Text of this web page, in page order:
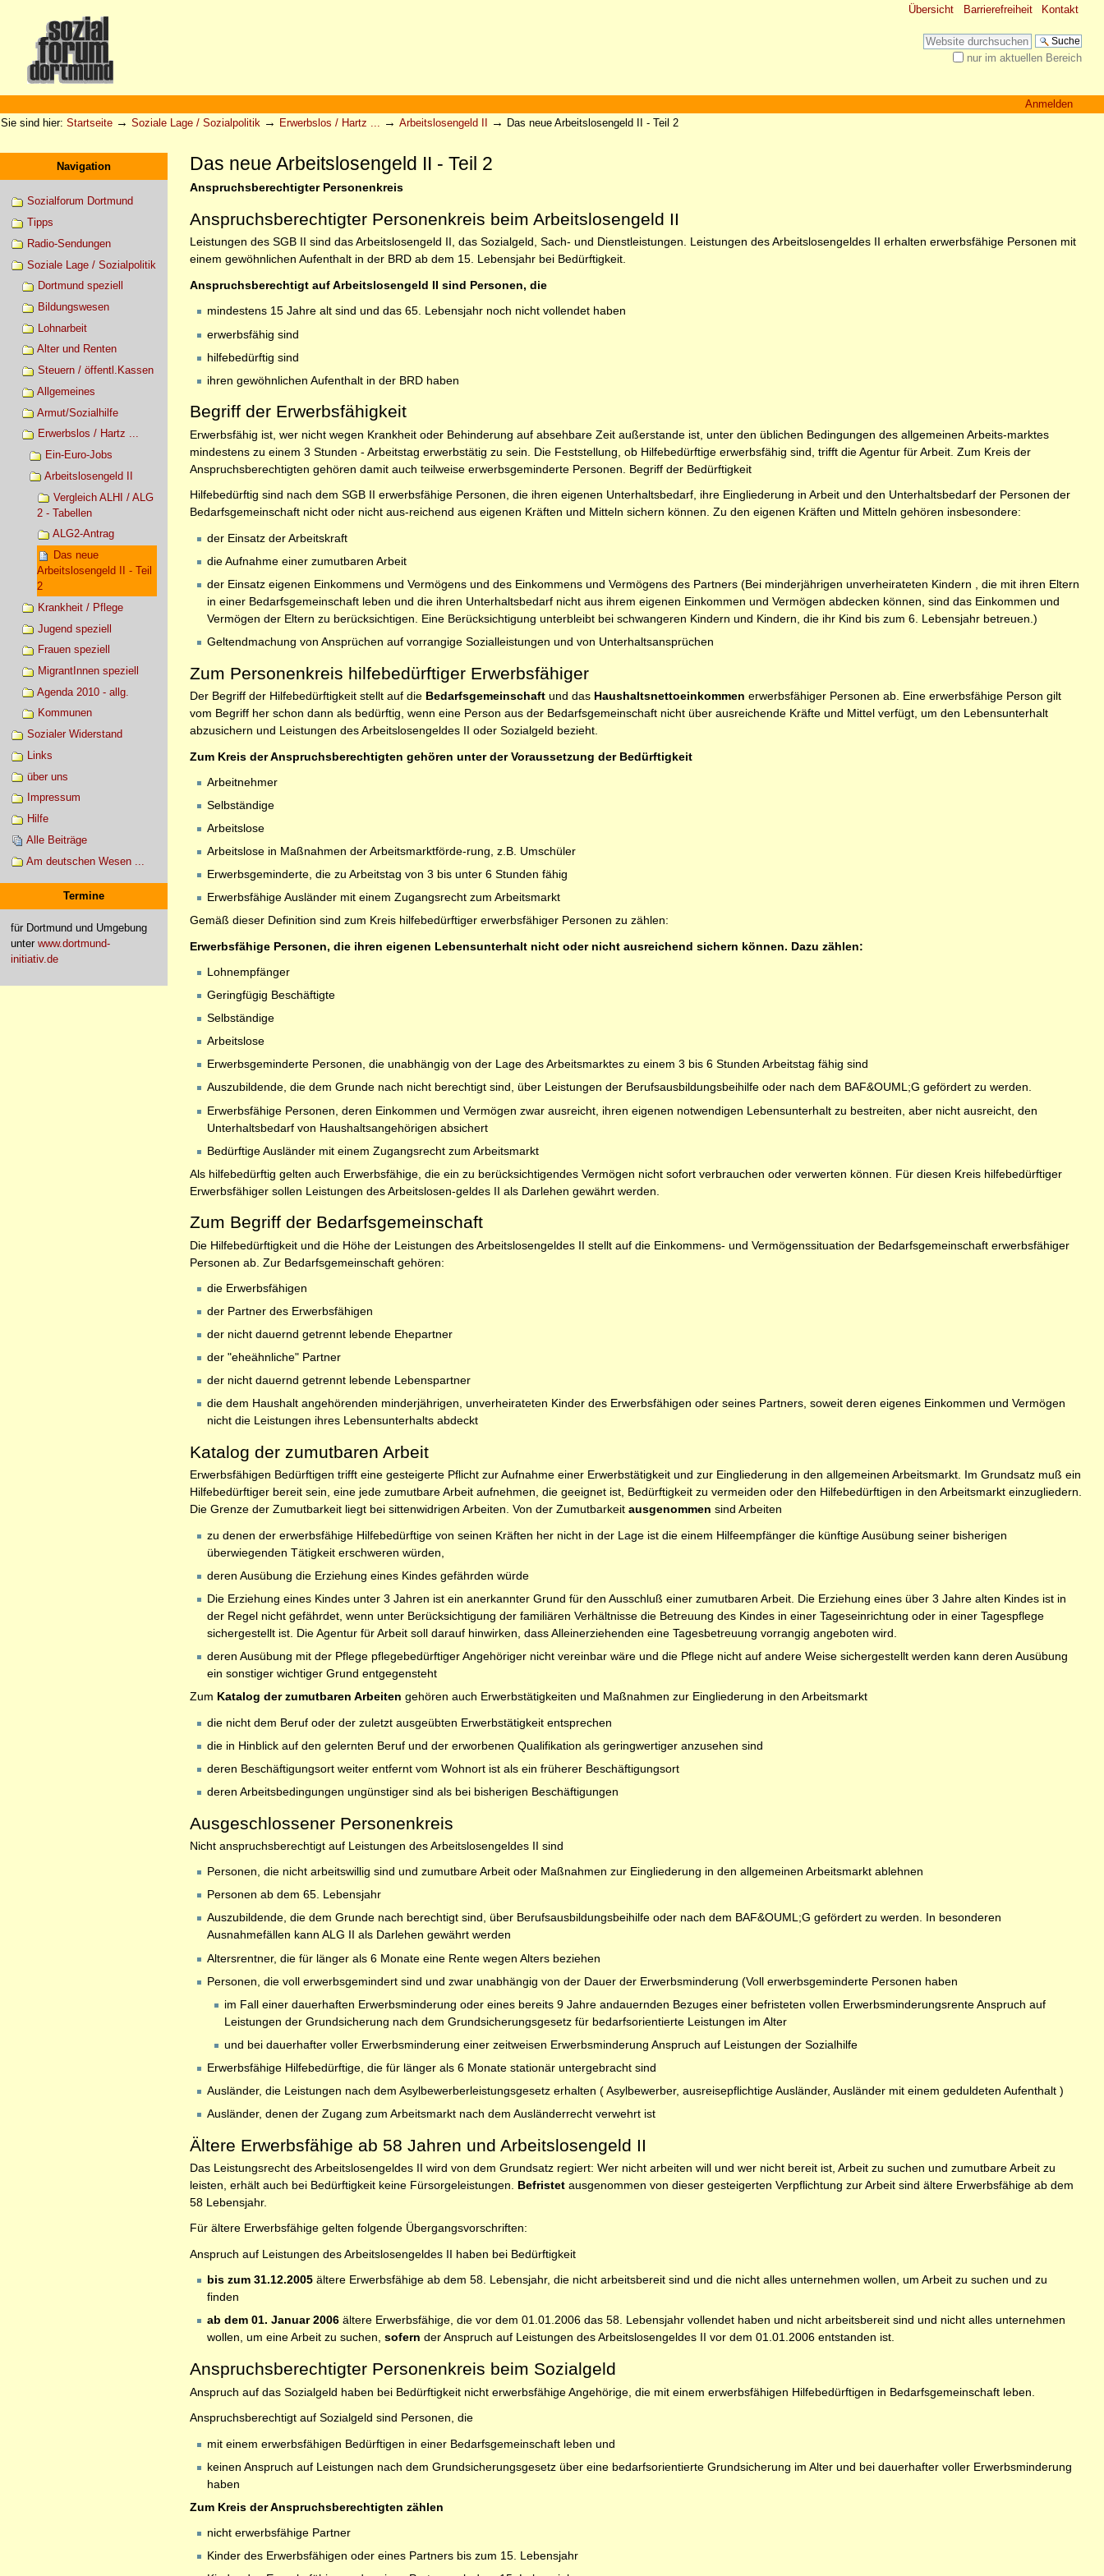
Übersicht Barrierefreiheit Kontakt
Website durchsuchen
nur im aktuellen Bereich
Werkzeuge
Anmelden
Sie sind hier: Startseite → Soziale Lage / Sozialpolitik → Erwerbslos / Hartz ... → Arbeitslosengeld II → Das neue Arbeitslosengeld II - Teil 2
Navigation
Sozialforum Dortmund
Tipps
Radio-Sendungen
Soziale Lage / Sozialpolitik
Dortmund speziell
Bildungswesen
Lohnarbeit
Alter und Renten
Steuern / öffentl.Kassen
Allgemeines
Armut/Sozialhilfe
Erwerbslos / Hartz ...
Ein-Euro-Jobs
Arbeitslosengeld II
Vergleich ALHI / ALG
2 - Tabellen
ALG2-Antrag
Das neue
Arbeitslosengeld II - Teil
2
Krankheit / Pflege
Jugend speziell
Frauen speziell
MigrantInnen speziell
Agenda 2010 - allg.
Kommunen
Sozialer Widerstand
Links
über uns
Impressum
Hilfe
Alle Beiträge
Am deutschen Wesen ...
Termine
für Dortmund und Umgebung
unter www.dortmund-
initiativ.de
Das neue Arbeitslosengeld II - Teil 2
Anspruchsberechtigter Personenkreis
Anspruchsberechtigter Personenkreis beim Arbeitslosengeld II
Leistungen des SGB II sind das Arbeitslosengeld II, das Sozialgeld, Sach- und Dienstleistungen. Leistungen des Arbeitslosengeldes II erhalten erwerbsfähige Personen mit
einem gewöhnlichen Aufenthalt in der BRD ab dem 15. Lebensjahr bei Bedürftigkeit.
Anspruchsberechtigt auf Arbeitslosengeld II sind Personen, die
mindestens 15 Jahre alt sind und das 65. Lebensjahr noch nicht vollendet haben
erwerbsfähig sind
hilfebedürftig sind
ihren gewöhnlichen Aufenthalt in der BRD haben
Begriff der Erwerbsfähigkeit
Erwerbsfähig ist, wer nicht wegen Krankheit oder Behinderung auf absehbare Zeit außerstande ist, unter den üblichen Bedingungen des allgemeinen Arbeits-marktes
mindestens zu einem 3 Stunden - Arbeitstag erwerbstätig zu sein. Die Feststellung, ob Hilfebedürftige erwerbsfähig sind, trifft die Agentur für Arbeit. Zum Kreis der
Anspruchsberechtigten gehören damit auch teilweise erwerbsgeminderte Personen. Begriff der Bedürftigkeit
Hilfebedürftig sind nach dem SGB II erwerbsfähige Personen, die ihren eigenen Unterhaltsbedarf, ihre Eingliederung in Arbeit und den Unterhaltsbedarf der Personen der
Bedarfsgemeinschaft nicht oder nicht aus-reichend aus eigenen Kräften und Mitteln sichern können. Zu den eigenen Kräften und Mitteln gehören insbesondere:
der Einsatz der Arbeitskraft
die Aufnahme einer zumutbaren Arbeit
der Einsatz eigenen Einkommens und Vermögens und des Einkommens und Vermögens des Partners (Bei minderjährigen unverheirateten Kindern , die mit ihren Eltern
in einer Bedarfsgemeinschaft leben und die ihren Unterhaltsbedarf nicht aus ihrem eigenen Einkommen und Vermögen abdecken können, sind das Einkommen und
Vermögen der Eltern zu berücksichtigen. Eine Berücksichtigung unterbleibt bei schwangeren Kindern und Kindern, die ihr Kind bis zum 6. Lebensjahr betreuen.)
Geltendmachung von Ansprüchen auf vorrangige Sozialleistungen und von Unterhaltsansprüchen
Zum Personenkreis hilfebedürftiger Erwerbsfähiger
Der Begriff der Hilfebedürftigkeit stellt auf die Bedarfsgemeinschaftund das Haushaltsnettoeinkommen erwerbsfähiger Personen ab. Eine erwerbsfähige Person gilt
vom Begriff her schon dann als bedürftig, wenn eine Person aus der Bedarfsgemeinschaft nicht über ausreichende Kräfte und Mittel verfügt, um den Lebensunterhalt
abzusichern und Leistungen des Arbeitslosengeldes II oder Sozialgeld bezieht.
Zum Kreis der Anspruchsberechtigten gehören unter der Voraussetzung der Bedürftigkeit
Arbeitnehmer
Selbständige
Arbeitslose
Arbeitslose in Maßnahmen der Arbeitsmarktförde-rung, z.B. Umschüler
Erwerbsgeminderte, die zu Arbeitstag von 3 bis unter 6 Stunden fähig
Erwerbsfähige Ausländer mit einem Zugangsrecht zum Arbeitsmarkt
Gemäß dieser Definition sind zum Kreis hilfebedürftiger erwerbsfähiger Personen zu zählen:
Erwerbsfähige Personen, die ihren eigenen Lebensunterhalt nicht oder nicht ausreichend sichern können. Dazu zählen:
Lohnempfänger
Geringfügig Beschäftigte
Selbständige
Arbeitslose
Erwerbsgeminderte Personen, die unabhängig von der Lage des Arbeitsmarktes zu einem 3 bis 6 Stunden Arbeitstag fähig sind
Auszubildende, die dem Grunde nach nicht berechtigt sind, über Leistungen der Berufsausbildungsbeihilfe oder nach dem BAF&OUML;G gefördert zu werden.
Erwerbsfähige Personen, deren Einkommen und Vermögen zwar ausreicht, ihren eigenen notwendigen Lebensunterhalt zu bestreiten, aber nicht ausreicht, den
Unterhaltsbedarf von Haushaltsangehörigen absichert
Bedürftige Ausländer mit einem Zugangsrecht zum Arbeitsmarkt
Als hilfebedürftig gelten auch Erwerbsfähige, die ein zu berücksichtigendes Vermögen nicht sofort verbrauchen oder verwerten können. Für diesen Kreis hilfebedürftiger
Erwerbsfähiger sollen Leistungen des Arbeitslosen-geldes II als Darlehen gewährt werden.
Zum Begriff der Bedarfsgemeinschaft
Die Hilfebedürftigkeit und die Höhe der Leistungen des Arbeitslosengeldes II stellt auf die Einkommens- und Vermögenssituation der Bedarfsgemeinschaft erwerbsfähiger
Personen ab. Zur Bedarfsgemeinschaft gehören:
die Erwerbsfähigen
der Partner des Erwerbsfähigen
der nicht dauernd getrennt lebende Ehepartner
der "eheähnliche" Partner
der nicht dauernd getrennt lebende Lebenspartner
die dem Haushalt angehörenden minderjährigen, unverheirateten Kinder des Erwerbsfähigen oder seines Partners, soweit deren eigenes Einkommen und Vermögen
nicht die Leistungen ihres Lebensunterhalts abdeckt
Katalog der zumutbaren Arbeit
Erwerbsfähigen Bedürftigen trifft eine gesteigerte Pflicht zur Aufnahme einer Erwerbstätigkeit und zur Eingliederung in den allgemeinen Arbeitsmarkt. Im Grundsatz muß ein
Hilfebedürftiger bereit sein, eine jede zumutbare Arbeit aufnehmen, die geeignet ist, Bedürftigkeit zu vermeiden oder den Hilfebedürftigen in den Arbeitsmarkt einzugliedern.
Die Grenze der Zumutbarkeit liegt bei sittenwidrigen Arbeiten. Von der Zumutbarkeit ausgenommen sind Arbeiten
zu denen der erwerbsfähige Hilfebedürftige von seinen Kräften her nicht in der Lage ist die einem Hilfeempfänger die künftige Ausübung seiner bisherigen
überwiegenden Tätigkeit erschweren würden,
deren Ausübung die Erziehung eines Kindes gefährden würde
Die Erziehung eines Kindes unter 3 Jahren ist ein anerkannter Grund für den Ausschluß einer zumutbaren Arbeit. Die Erziehung eines über 3 Jahre alten Kindes ist in
der Regel nicht gefährdet, wenn unter Berücksichtigung der familiären Verhältnisse die Betreuung des Kindes in einer Tageseinrichtung oder in einer Tagespflege
sichergestellt ist. Die Agentur für Arbeit soll darauf hinwirken, dass Alleinerziehenden eine Tagesbetreuung vorrangig angeboten wird.
deren Ausübung mit der Pflege pflegebedürftiger Angehöriger nicht vereinbar wäre und die Pflege nicht auf andere Weise sichergestellt werden kann deren Ausübung
ein sonstiger wichtiger Grund entgegensteht
Zum Katalog der zumutbaren Arbeiten gehören auch Erwerbstätigkeiten und Maßnahmen zur Eingliederung in den Arbeitsmarkt
die nicht dem Beruf oder der zuletzt ausgeübten Erwerbstätigkeit entsprechen
die in Hinblick auf den gelernten Beruf und der erworbenen Qualifikation als geringwertiger anzusehen sind
deren Beschäftigungsort weiter entfernt vom Wohnort ist als ein früherer Beschäftigungsort
deren Arbeitsbedingungen ungünstiger sind als bei bisherigen Beschäftigungen
Ausgeschlossener Personenkreis
Nicht anspruchsberechtigt auf Leistungen des Arbeitslosengeldes II sind
Personen, die nicht arbeitswillig sind und zumutbare Arbeit oder Maßnahmen zur Eingliederung in den allgemeinen Arbeitsmarkt ablehnen
Personen ab dem 65. Lebensjahr
Auszubildende, die dem Grunde nach berechtigt sind, über Berufsausbildungsbeihilfe oder nach dem BAF&OUML;G gefördert zu werden. In besonderen
Ausnahmefällen kann ALG II als Darlehen gewährt werden
Altersrentner, die für länger als 6 Monate eine Rente wegen Alters beziehen
Personen, die voll erwerbsgemindert sind und zwar unabhängig von der Dauer der Erwerbsminderung (Voll erwerbsgeminderte Personen haben
im Fall einer dauerhaften Erwerbsminderung oder eines bereits 9 Jahre andauernden Bezuges einer befristeten vollen Erwerbsminderungsrente Anspruch auf
Leistungen der Grundsicherung nach dem Grundsicherungsgesetz für bedarfsorientierte Leistungen im Alter
und bei dauerhafter voller Erwerbsminderung einer zeitweisen Erwerbsminderung Anspruch auf Leistungen der Sozialhilfe
Erwerbsfähige Hilfebedürftige, die für länger als 6 Monate stationär untergebracht sind
Ausländer, die Leistungen nach dem Asylbewerberleistungsgesetz erhalten ( Asylbewerber, ausreisepflichtige Ausländer, Ausländer mit einem geduldeten Aufenthalt )
Ausländer, denen der Zugang zum Arbeitsmarkt nach dem Ausländerrecht verwehrt ist
Ältere Erwerbsfähige ab 58 Jahren und Arbeitslosengeld II
Das Leistungsrecht des Arbeitslosengeldes II wird von dem Grundsatz regiert: Wer nicht arbeiten will und wer nicht bereit ist, Arbeit zu suchen und zumutbare Arbeit zu
leisten, erhält auch bei Bedürftigkeit keine Fürsorgeleistungen. Befristetausgenommen von dieser gesteigerten Verpflichtung zur Arbeit sind ältere Erwerbsfähige ab dem
58 Lebensjahr.
Für ältere Erwerbsfähige gelten folgende Übergangsvorschriften:
Anspruch auf Leistungen des Arbeitslosengeldes II haben bei Bedürftigkeit
bis zum 31.12.2005ältere Erwerbsfähige ab dem 58. Lebensjahr, die nicht arbeitsbereit sind und die nicht alles unternehmen wollen, um Arbeit zu suchen und zu
finden
ab dem 01. Januar 2006ältere Erwerbsfähige, die vor dem 01.01.2006 das 58. Lebensjahr vollendet haben und nicht arbeitsbereit sind und nicht alles unternehmen
wollen, um eine Arbeit zu suchen, sofern der Anspruch auf Leistungen des Arbeitslosengeldes II vor dem 01.01.2006 entstanden ist.
Anspruchsberechtigter Personenkreis beim Sozialgeld
Anspruch auf das Sozialgeld haben bei Bedürftigkeit nicht erwerbsfähige Angehörige, die mit einem erwerbsfähigen Hilfebedürftigen in Bedarfsgemeinschaft leben.
Anspruchsberechtigt auf Sozialgeld sind Personen, die
mit einem erwerbsfähigen Bedürftigen in einer Bedarfsgemeinschaft leben und
keinen Anspruch auf Leistungen nach dem Grundsicherungsgesetz über eine bedarfsorientierte Grundsicherung im Alter und bei dauerhafter voller Erwerbsminderung
haben
Zum Kreis der Anspruchsberechtigten zählen
nicht erwerbsfähige Partner
Kinder des Erwerbsfähigen oder eines Partners bis zum 15. Lebensjahr